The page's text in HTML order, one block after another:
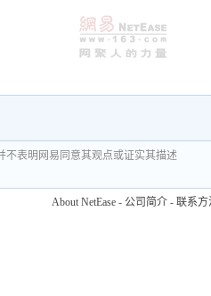
不表明网易同意其观点或证实其描述
About NetEase - 公司简介 - 联系方